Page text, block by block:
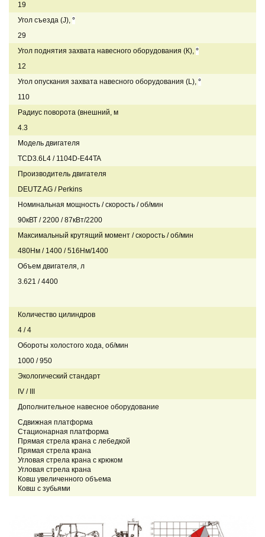
19
Угол съезда (J), °
29
Угол поднятия захвата навесного оборудования (К), °
12
Угол опускания захвата навесного оборудования (L), °
110
Радиус поворота (внешний, м
4.3
Модель двигателя
TCD3.6L4 / 1104D-E44TA
Производитель двигателя
DEUTZ AG / Perkins
Номинальная мощность / скорость / об/мин
90кВТ / 2200 / 87кВт/2200
Максимальный крутящий момент / скорость / об/мин
480Нм / 1400 / 516Нм/1400
Объем двигателя, л
3.621 / 4400
Количество цилиндров
4 / 4
Обороты холостого хода, об/мин
1000 / 950
Экологический стандарт
IV / III
Дополнительное навесное оборудование
Сдвижная платформа
Стационарная платформа
Прямая стрела крана с лебедкой
Прямая стрела крана
Угловая стрела крана с крюком
Угловая стрела крана
Ковш увеличенного объема
Ковш с зубьями